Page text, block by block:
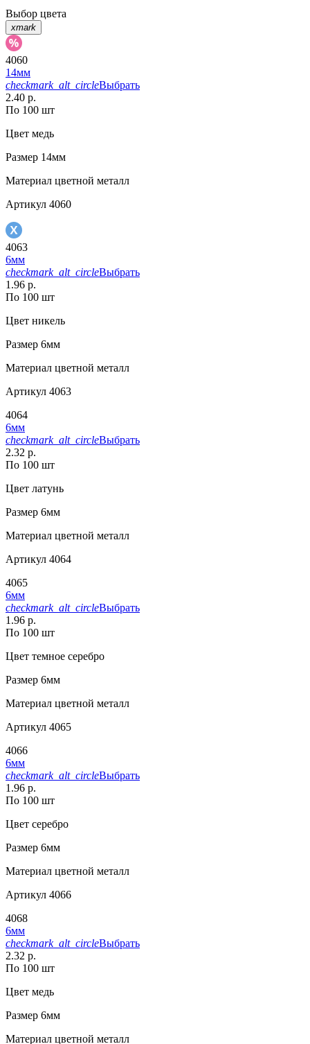
Выбор цвета
xmark
4060
14мм
checkmark_alt_circleВыбрать
2.40 р.
По 100 шт
Цвет медь
Размер 14мм
Материал цветной металл
Артикул 4060
4063
6мм
checkmark_alt_circleВыбрать
1.96 р.
По 100 шт
Цвет никель
Размер 6мм
Материал цветной металл
Артикул 4063
4064
6мм
checkmark_alt_circleВыбрать
2.32 р.
По 100 шт
Цвет латунь
Размер 6мм
Материал цветной металл
Артикул 4064
4065
6мм
checkmark_alt_circleВыбрать
1.96 р.
По 100 шт
Цвет темное серебро
Размер 6мм
Материал цветной металл
Артикул 4065
4066
6мм
checkmark_alt_circleВыбрать
1.96 р.
По 100 шт
Цвет серебро
Размер 6мм
Материал цветной металл
Артикул 4066
4068
6мм
checkmark_alt_circleВыбрать
2.32 р.
По 100 шт
Цвет медь
Размер 6мм
Материал цветной металл